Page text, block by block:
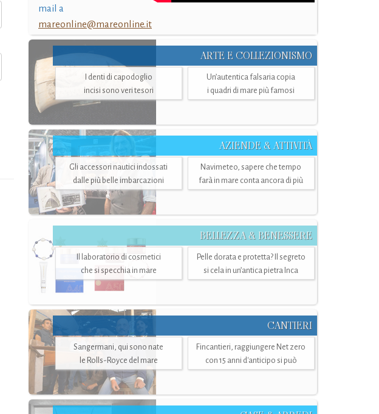
mail a
mareonline@mareonline.it
ARTE E COLLEZIONISMO
I denti di capodoglio
incisi sono veri tesori
Un’autentica falsaria copia
i quadri di mare più famosi
AZIENDE & ATTIVITÀ
Gli accessori nautici indossati
dalle più belle imbarcazioni
Navimeteo, sapere che tempo
farà in mare conta ancora di più
BELLEZZA & BENESSERE
Il laboratorio di cosmetici
che si specchia in mare
Pelle dorata e protetta? Il segreto
si cela in un’antica pietra Inca
CANTIERI
Sangermani, qui sono nate
le Rolls-Royce del mare
Fincantieri, raggiungere Net zero
con 15 anni d'anticipo si può